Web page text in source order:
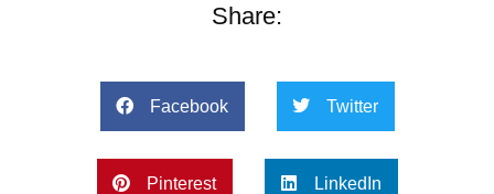
Share:
Facebook Twitter
Pinterest LinkedIn